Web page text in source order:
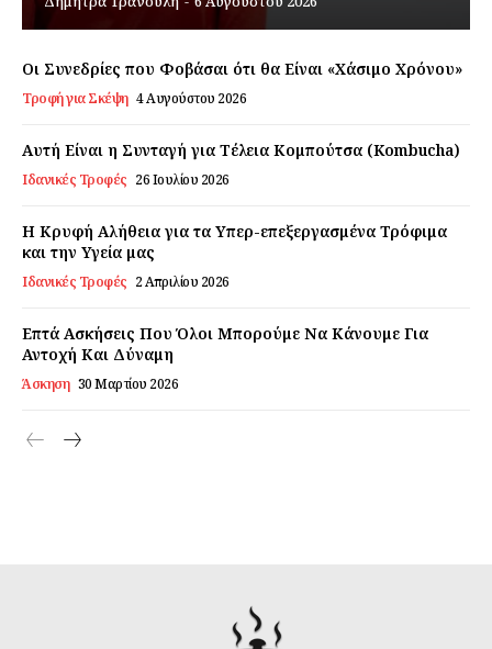
Οι Συνεδρίες που Φοβάσαι ότι θα Είναι «Χάσιμο Χρόνου»
Τροφή για Σκέψη 4 Αυγούστου 2026
Αυτή Είναι η Συνταγή για Τέλεια Κομπούτσα (Kombucha)
Ιδανικές Τροφές 26 Ιουλίου 2026
Η Κρυφή Αλήθεια για τα Υπερ-επεξεργασμένα Τρόφιμα
και την Υγεία μας
Ιδανικές Τροφές 2 Απριλίου 2026
Επτά Ασκήσεις Που Όλοι Μπορούμε Να Κάνουμε Για
Αντοχή Και Δύναμη
Άσκηση 30 Μαρτίου 2026